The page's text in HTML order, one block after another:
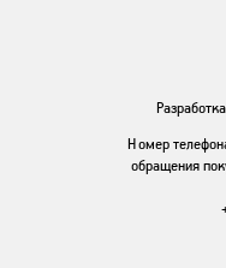
Номер
обращения